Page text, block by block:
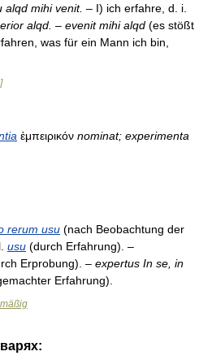
alqd mihi venit. – I) ich erfahre, d. i.
alqd. – evenit mihi alqd (es stößt
was für ein Mann ich bin,
ἐμπειρικόν nominat; experimenta
rerum usu (nach Beobachtung der
usu (durch Erfahrung). –
Erprobung). – expertus In se, in
Erfahrung).